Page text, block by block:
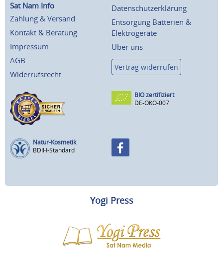
Sat Nam Info
Zahlung & Versand
Kontakt & Beratung
Impressum
AGB
Widerrufsrecht
Datenschutzerklärung
Entsorgung Batterien &
Elektrogeräte
Über uns
Vertrag widerrufen
BIO zertifiziert
DE-ÖKO-007
Natur-Kosmetik
BDIH-Standard
Yogi Press